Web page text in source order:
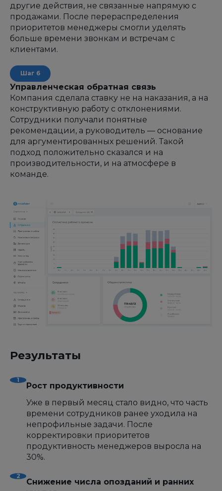
другие действия, не связанные напрямую с
продажами. После перераспределения
приоритетов менеджеры смогли уделять
больше времени звонкам и встречам с
клиентами.
Управленческая обратная связь
Компания сделала ставку не на наказания, а на
конструктивную работу с отклонениями.
Сотрудники получали понятные
рекомендации, а руководитель — основание
для аргументированных решений. Такой
подход положительно сказался и на
производительности, и на атмосфере в
команде.
Результаты
Рост продуктивности
Уже в первый месяц стало видно, что часть
времени сотрудников ранее уходила на
непрофильные задачи. После
корректировки приоритетов
продуктивность менеджеров выросла на
30%.
Снижение числа опозданий и ранних